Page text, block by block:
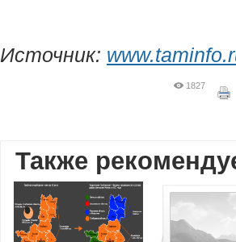
Источник:
1827
Также